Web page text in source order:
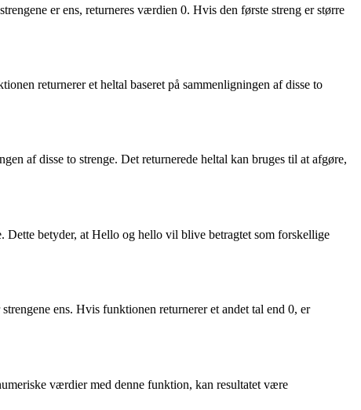
er ens, returneres værdien 0. Hvis den første streng er større
returnerer et heltal baseret på sammenligningen af disse to
af disse to strenge. Det returnerede heltal kan bruges til at afgøre,
Dette betyder, at Hello og hello vil blive betragtet som forskellige
ens. Hvis funktionen returnerer et andet tal end 0, er
værdier med denne funktion, kan resultatet være